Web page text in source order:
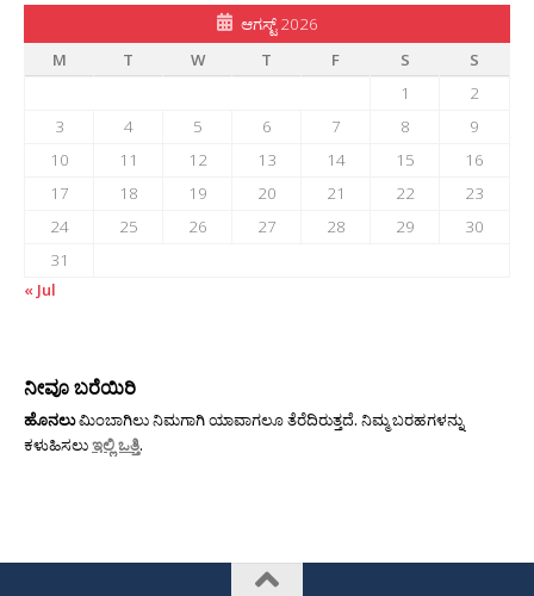
ಆಗಸ್ಟ್ 2026
M
T W T F S
S
1
2
3
4 5 6 7 8
9
10
11 12 13 14 15
16
17
18 19 20 21 22
23
24
25 26 27 28 29
30
31
« Jul
ನೀವೂ ಬರೆಯಿರಿ
ಹೊನಲುಮಿಂಬಾಗಿಲು ನಿಮಗಾಗಿ ಯಾವಾಗಲೂ ತೆರೆದಿರುತ್ತದೆ. ನಿಮ್ಮ ಬರಹಗಳನ್ನು
ಕಳುಹಿಸಲುಇಲ್ಲಿ ಒತ್ತಿ.